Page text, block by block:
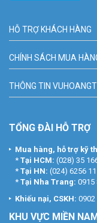
HỖ TRỢ KHÁCH HÀNG
CHÍNH SÁCH MUA
THÔNG TIN
TỔNG ĐÀI HỖ TRỢ
Mua hàng, hỗ trợ kỹ
* Tại HCM: (028) 35
* Tại HN: (024) 6256
* Tại Nha Trang: 0915
Khiếu nại, CSKH: 0902
KHU VỰC MIỀN